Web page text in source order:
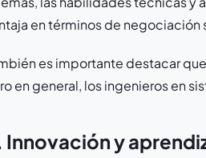
en términos de negociación
es importante destacar
en general, los ingenieros en
Innovación y